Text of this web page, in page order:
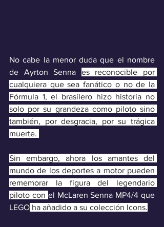
No cabe la menor duda que el nombre
de Ayrton Senna es reconocible por
cualquiera que sea fanático o no de la
Fórmula 1, el brasilero hizo historia no
solo por su grandeza como piloto sino
también, por desgracia, por su trágica
muerte.
Sin embargo, ahora los amantes del
mundo de los deportes a motor pueden
rememorar la figura del legendario
piloto con el McLaren Senna MP4/4 que
LEGO ha añadido a su colección Icons.